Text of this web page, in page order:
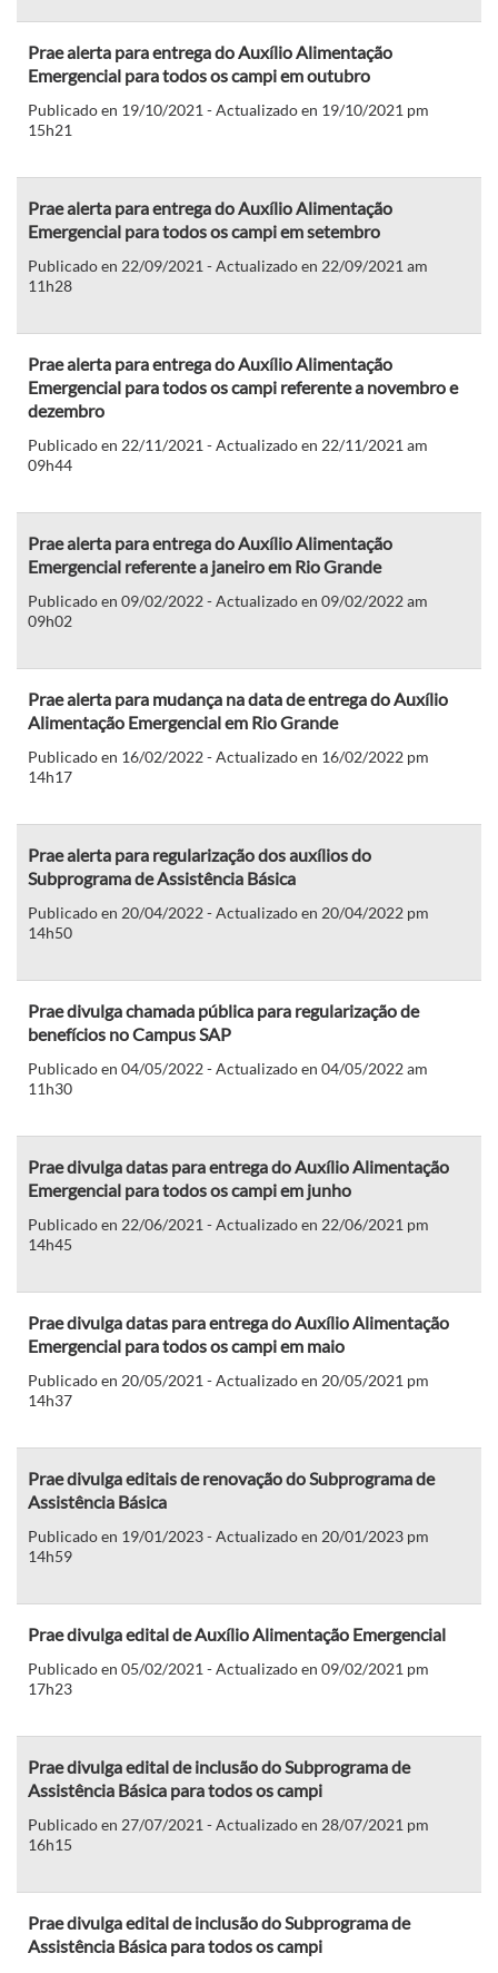
Prae alerta para entrega do Auxílio Alimentação
Emergencial para todos os campi em outubro
Publicado en 19/10/2021 - Actualizado en 19/10/2021 pm
15h21
Prae alerta para entrega do Auxílio Alimentação
Emergencial para todos os campi em setembro
Publicado en 22/09/2021 - Actualizado en 22/09/2021 am
11h28
Prae alerta para entrega do Auxílio Alimentação
Emergencial para todos os campi referente a novembro e
dezembro
Publicado en 22/11/2021 - Actualizado en 22/11/2021 am
09h44
Prae alerta para entrega do Auxílio Alimentação
Emergencial referente a janeiro em Rio Grande
Publicado en 09/02/2022 - Actualizado en 09/02/2022 am
09h02
Prae alerta para mudança na data de entrega do Auxílio
Alimentação Emergencial em Rio Grande
Publicado en 16/02/2022 - Actualizado en 16/02/2022 pm
14h17
Prae alerta para regularização dos auxílios do
Subprograma de Assistência Básica
Publicado en 20/04/2022 - Actualizado en 20/04/2022 pm
14h50
Prae divulga chamada pública para regularização de
benefícios no Campus SAP
Publicado en 04/05/2022 - Actualizado en 04/05/2022 am
11h30
Prae divulga datas para entrega do Auxílio Alimentação
Emergencial para todos os campi em junho
Publicado en 22/06/2021 - Actualizado en 22/06/2021 pm
14h45
Prae divulga datas para entrega do Auxílio Alimentação
Emergencial para todos os campi em maio
Publicado en 20/05/2021 - Actualizado en 20/05/2021 pm
14h37
Prae divulga editais de renovação do Subprograma de
Assistência Básica
Publicado en 19/01/2023 - Actualizado en 20/01/2023 pm
14h59
Prae divulga edital de Auxílio Alimentação Emergencial
Publicado en 05/02/2021 - Actualizado en 09/02/2021 pm
17h23
Prae divulga edital de inclusão do Subprograma de
Assistência Básica para todos os campi
Publicado en 27/07/2021 - Actualizado en 28/07/2021 pm
16h15
Prae divulga edital de inclusão do Subprograma de
Assistência Básica para todos os campi